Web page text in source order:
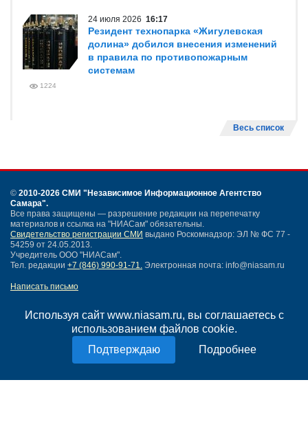
Используя сайт www.niasam.ru, вы соглашаетесь с
использованием файлов cookie.
Подробнее
24 июля 2026 16:17
Резидент технопарка «Жигулевская
долина» добился внесения изменений
в правила по противопожарным
системам
1224
Весь список
© 2010-2026 СМИ "Независимое Информационное Агентство
Самара".
Все права защищены — разрешение редакции на перепечатку
материалов и ссылка на "НИАСам" обязательны.
Свидетельство регистрации СМИ выдано Роскомнадзор: ЭЛ № ФС 77 -
54259 от 24.05.2013.
Учредитель ООО "НИАСам".
Тел. редакции +7 (846) 990-91-71. Электронная почта: info@niasam.ru
Написать письмо
Нашли ошибку?
Политика конфиденциальности